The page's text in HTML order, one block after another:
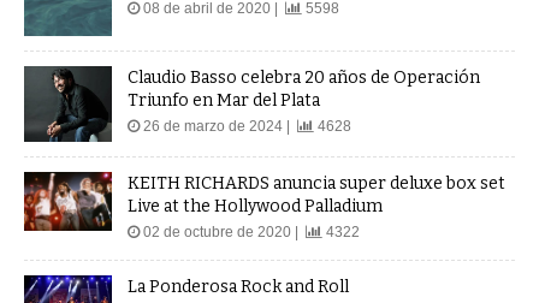
08 de abril de 2020 | 5598
Claudio Basso celebra 20 años de Operación
Triunfo en Mar del Plata
26 de marzo de 2024 | 4628
KEITH RICHARDS anuncia super deluxe box set
Live at the Hollywood Palladium
02 de octubre de 2020 | 4322
La Ponderosa Rock and Roll